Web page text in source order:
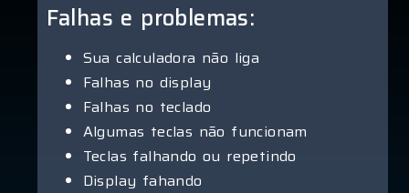
Falhas e problemas:
Sua calculadora não liga
Falhas no display
Falhas no teclado
Algumas teclas não funcionam
Teclas falhando ou repetindo
Display fahando